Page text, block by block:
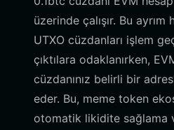
üzerinde çalışır. Bu ayrım
UTXO cüzdanları işlem
çıktılara odaklanırken,
cüzdanınız belirli bir
eder. Bu, meme token
otomatik likidite